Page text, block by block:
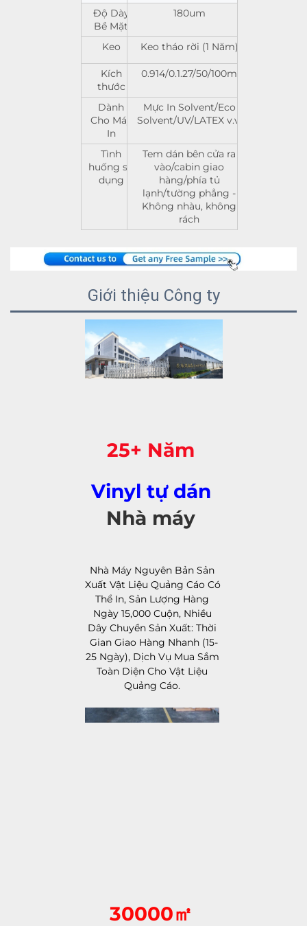
Độ Dày
Bề Mặt
180um
Keo Keo tháo rời (1 Năm)
Kích
thước
0.914/0.1.27/50/100m
Dành
Cho Máy
In
Mực In Solvent/Eco
Solvent/UV/LATEX v.v.
Tình
huống sử
dụng
Tem dán bên cửa ra
vào/cabin giao
hàng/phía tủ
lạnh/tường phẳng -
Không nhàu, không
rách
Giới thiệu Công ty
25+ Năm
Nhà máy
Nhà Máy Nguyên Bản Sản
Xuất Vật Liệu Quảng Cáo Có
Thể In, Sản Lượng Hàng
Ngày 15,000 Cuộn, Nhiều
Dây Chuyền Sản Xuất: Thời
Gian Giao Hàng Nhanh (15-
25 Ngày), Dịch Vụ Mua Sắm
Toàn Diện Cho Vật Liệu
Quảng Cáo.
30000㎡